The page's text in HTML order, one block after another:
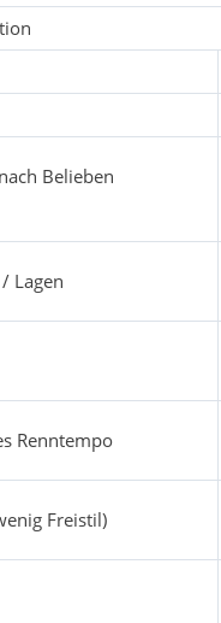
Belieben
Lagen
Renntempo
Freistil)